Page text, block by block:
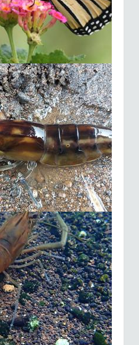
Fiche espèce
à poitrine
Coereba
03
Fiche espèce
bizarre
03
Fiche espèce
trembleur |
03
Fiche espèce
boeufs |
ibis
03
Fiche espèce
bizarre
03